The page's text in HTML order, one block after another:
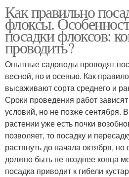
Как правильно
флоксы.
посадки флоксов:
проводить?
Опытные садоводы проводят
весной, но и осенью. Как
высаживают сорта среднего и
Сроки проведения работ
условий, но не позже сентября.
растении уже есть почки
позволяет, то посадку и
растянуть до начала октября, но
должно быть не позднее конца
посадка приводит к гибели